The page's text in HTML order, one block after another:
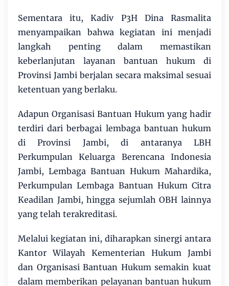
Sementara itu, Kadiv P3H Dina Rasmalita
menyampaikan bahwa kegiatan ini menjadi
langkah penting dalam memastikan
keberlanjutan layanan bantuan hukum di
Provinsi Jambi berjalan secara maksimal sesuai
ketentuan yang berlaku.
Adapun Organisasi Bantuan Hukum yang hadir
terdiri dari berbagai lembaga bantuan hukum
di Provinsi Jambi, di antaranya LBH
Perkumpulan Keluarga Berencana Indonesia
Jambi, Lembaga Bantuan Hukum Mahardika,
Perkumpulan Lembaga Bantuan Hukum Citra
Keadilan Jambi, hingga sejumlah OBH lainnya
yang telah terakreditasi.
Melalui kegiatan ini, diharapkan sinergi antara
Kantor Wilayah Kementerian Hukum Jambi
dan Organisasi Bantuan Hukum semakin kuat
dalam memberikan pelayanan bantuan hukum